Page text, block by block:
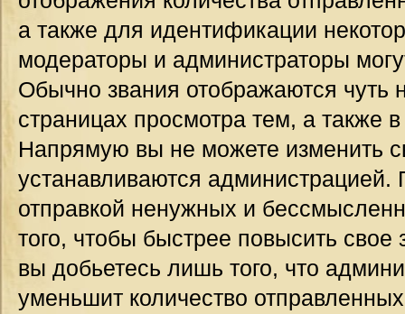
а также для идентификации
модераторы и администраторы
Обычно звания отображаются чуть
страницах просмотра тем, а также
Напрямую вы не можете изменить
устанавливаются администрацией.
отправкой ненужных и
того, чтобы быстрее повысить
вы добьетесь лишь того, что
уменьшит количество